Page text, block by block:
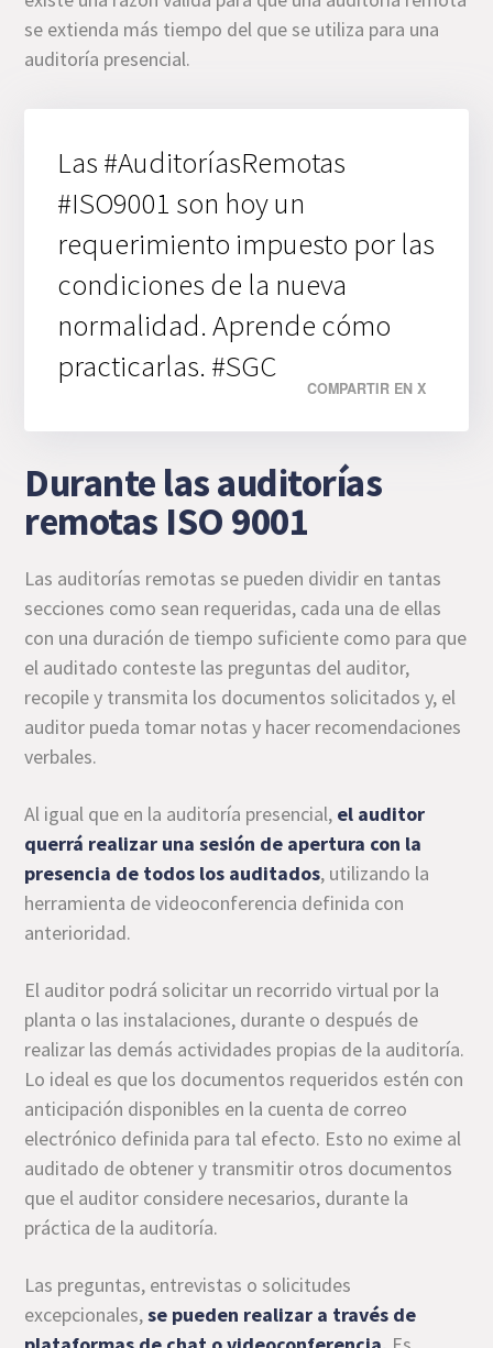
se extienda más tiempo del que se utiliza para una
auditoría presencial.
Las #AuditoríasRemotas
#ISO9001 son hoy un
requerimiento impuesto por las
condiciones de la nueva
normalidad. Aprende cómo
practicarlas. #SGC
COMPARTIR EN X
Durante las auditorías
remotas ISO 9001
Las auditorías remotas se pueden dividir en tantas
secciones como sean requeridas, cada una de ellas
con una duración de tiempo suficiente como para que
el auditado conteste las preguntas del auditor,
recopile y transmita los documentos solicitados y, el
auditor pueda tomar notas y hacer recomendaciones
verbales.
Al igual que en la auditoría presencial, el auditor
querrá realizar una sesión de apertura con la
presencia de todos los auditados, utilizando la
herramienta de videoconferencia definida con
anterioridad.
El auditor podrá solicitar un recorrido virtual por la
planta o las instalaciones, durante o después de
realizar las demás actividades propias de la auditoría.
Lo ideal es que los documentos requeridos estén con
anticipación disponibles en la cuenta de correo
electrónico definida para tal efecto. Esto no exime al
auditado de obtener y transmitir otros documentos
que el auditor considere necesarios, durante la
práctica de la auditoría.
Las preguntas, entrevistas o solicitudes
excepcionales,se pueden realizar a través de